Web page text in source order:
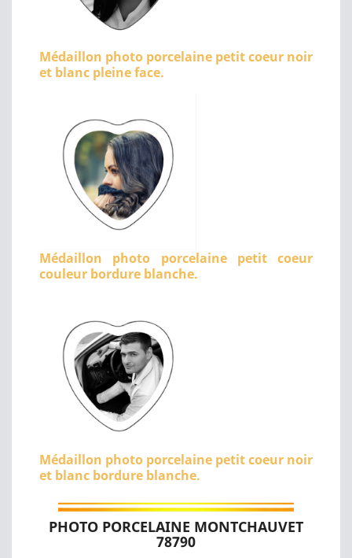
Médaillon photo porcelaine petit coeur noir
et blanc pleine face.
Médaillon photo porcelaine petit coeur
couleur bordure blanche.
Médaillon photo porcelaine petit coeur noir
et blanc bordure blanche.
PHOTO PORCELAINE MONTCHAUVET
78790